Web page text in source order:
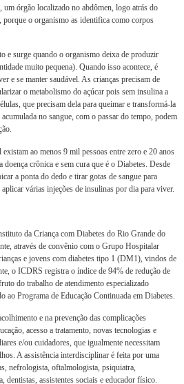
órgão localizado no abdômen, logo atrás do
porque o organismo as identifica como corpos
e surge quando o organismo deixa de produzir
muito pequena). Quando isso acontece, é
e se manter saudável. As crianças precisam de
o metabolismo do açúcar pois sem insulina a
que precisam dela para queimar e transformá-la
no sangue, com o passar do tempo, podem
ao menos 9 mil pessoas entre zero e 20 anos
crônica e sem cura que é o Diabetes. Desde
a ponta do dedo e tirar gotas de sangue para
várias injeções de insulinas por dia para viver.
da Criança com Diabetes do Rio Grande do
através de convênio com o Grupo Hospitalar
e jovens com diabetes tipo 1 (DM1), vindos de
o ICDRS registra o índice de 94% de redução de
do trabalho de atendimento especializado
ao Programa de Educação Continuada em Diabetes.
e na prevenção das complicações
acesso a tratamento, novas tecnologias e
e/ou cuidadores, que igualmente necessitam
A assistência interdisciplinar é feita por uma
nefrologista, oftalmologista, psiquiatra,
dentistas, assistentes sociais e educador físico.